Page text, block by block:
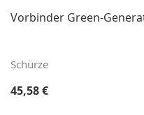
Vorbinder Green-
Schürze
Regulärer Preis:
45,58 €